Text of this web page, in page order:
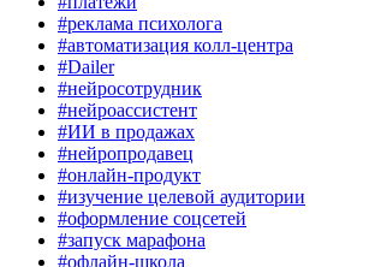
#реклама психолога
#автоматизация колл-центра
#Dailer
#нейросотрудник
#нейроассистент
#ИИ в продажах
#нейропродавец
#онлайн-продукт
#изучение целевой аудитории
#оформление соцсетей
#запуск марафона
#офлайн-школа